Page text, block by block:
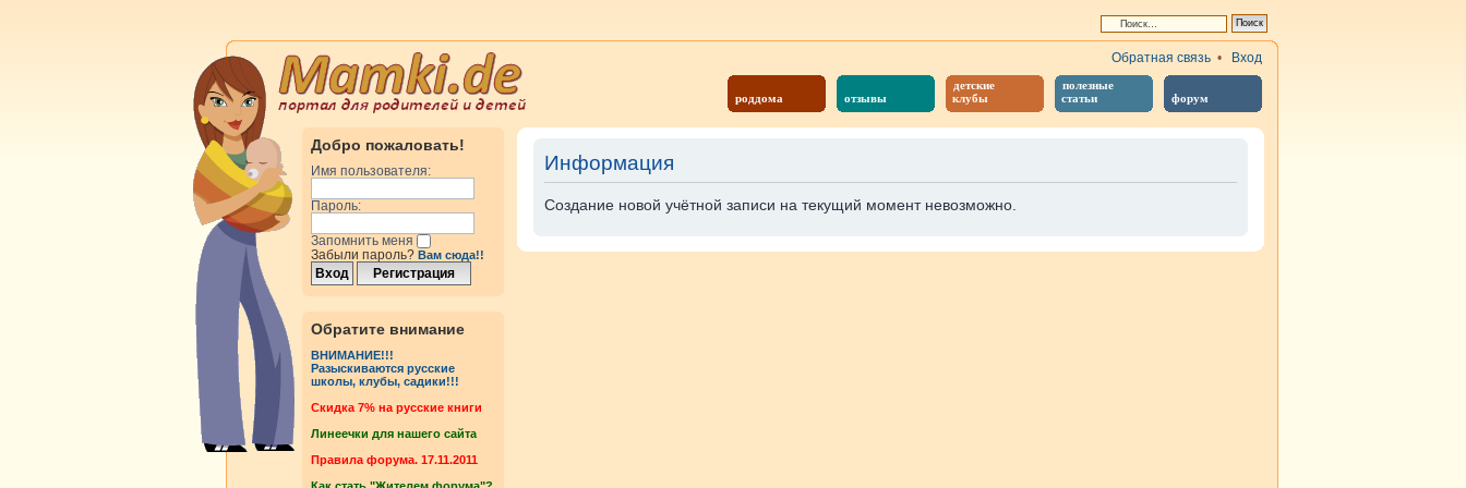
роддома отзывы
детские
клубы
полезные
статьи
форум
Обратная связь • Вход
Добро пожаловать!
Имя пользователя:
Пароль:
Запомнить меня
Забыли пароль? Вам сюда!!
Обратите внимание
ВНИМАНИЕ!!!
Разыскиваются русские
школы, клубы, садики!!!
Cкидка 7% на русские книги
Линеечки для нашего сайта
Правила форума. 17.11.2011
Информация
Создание новой учётной записи на текущий момент невозможно.